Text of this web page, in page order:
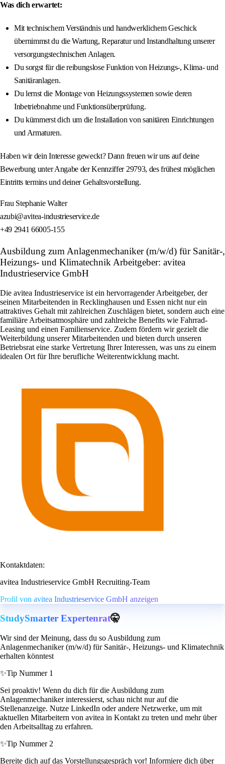
Was dich erwartet:
Mit technischem Verständnis und handwerklichem Geschick
übernimmst du die Wartung, Reparatur und Instandhaltung unserer
versorgungstechnischen Anlagen.
Du sorgst für die reibungslose Funktion von Heizungs-, Klima- und
Sanitäranlagen.
Du lernst die Montage von Heizungssystemen sowie deren
Inbetriebnahme und Funktionsüberprüfung.
Du kümmerst dich um die Installation von sanitären Einrichtungen
und Armaturen.
Haben wir dein Interesse geweckt? Dann freuen wir uns auf deine
Bewerbung unter Angabe der Kennziffer 29793, des frühest möglichen
Eintritts termins und deiner Gehaltsvorstellung.
Frau Stephanie Walter
azubi@avitea-industrieservice.de
+49 2941 66005-155
Ausbildung zum Anlagenmechaniker (m/w/d) für Sanitär-,
Heizungs- und Klimatechnik Arbeitgeber: avitea
Industrieservice GmbH
Die avitea Industrieservice ist ein hervorragender Arbeitgeber, der
seinen Mitarbeitenden in Recklinghausen und Essen nicht nur ein
attraktives Gehalt mit zahlreichen Zuschlägen bietet, sondern auch eine
familiäre Arbeitsatmosphäre und zahlreiche Benefits wie Fahrrad-
Leasing und einen Familienservice. Zudem fördern wir gezielt die
Weiterbildung unserer Mitarbeitenden und bieten durch unseren
Betriebsrat eine starke Vertretung Ihrer Interessen, was uns zu einem
idealen Ort für Ihre berufliche Weiterentwicklung macht.
Kontaktdaten:
avitea Industrieservice GmbH Recruiting-Team
Profil von avitea Industrieservice GmbH anzeigen
StudySmarter Expertenrat🤫
Wir sind der Meinung, dass du so Ausbildung zum
Anlagenmechaniker (m/w/d) für Sanitär-, Heizungs- und Klimatechnik
erhalten könntest
✨Tip Nummer 1
Sei proaktiv! Wenn du dich für die Ausbildung zum
Anlagenmechaniker interessierst, schau nicht nur auf die
Stellenanzeige. Nutze LinkedIn oder andere Netzwerke, um mit
aktuellen Mitarbeitern von avitea in Kontakt zu treten und mehr über
den Arbeitsalltag zu erfahren.
✨Tip Nummer 2
Bereite dich auf das Vorstellungsgespräch vor! Informiere dich über